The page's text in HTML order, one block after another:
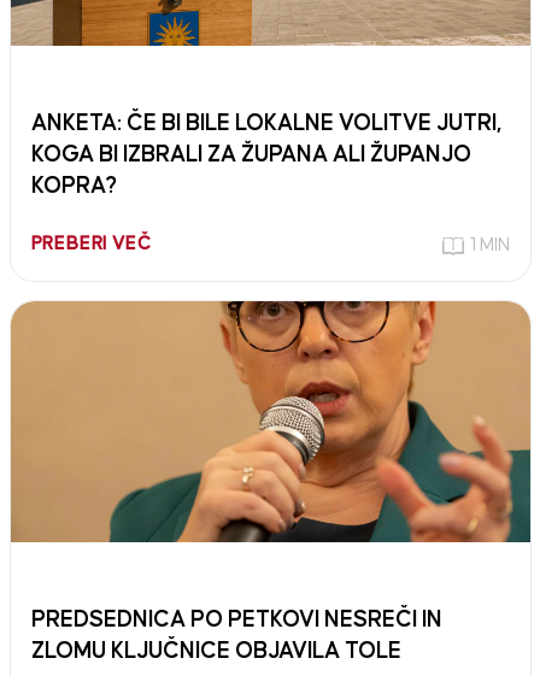
ANKETA: ČE BI BILE LOKALNE VOLITVE JUTRI,
KOGA BI IZBRALI ZA ŽUPANA ALI ŽUPANJO
KOPRA?
PREBERI VEČ 1 MIN
PREDSEDNICA PO PETKOVI NESREČI IN
ZLOMU KLJUČNICE OBJAVILA TOLE